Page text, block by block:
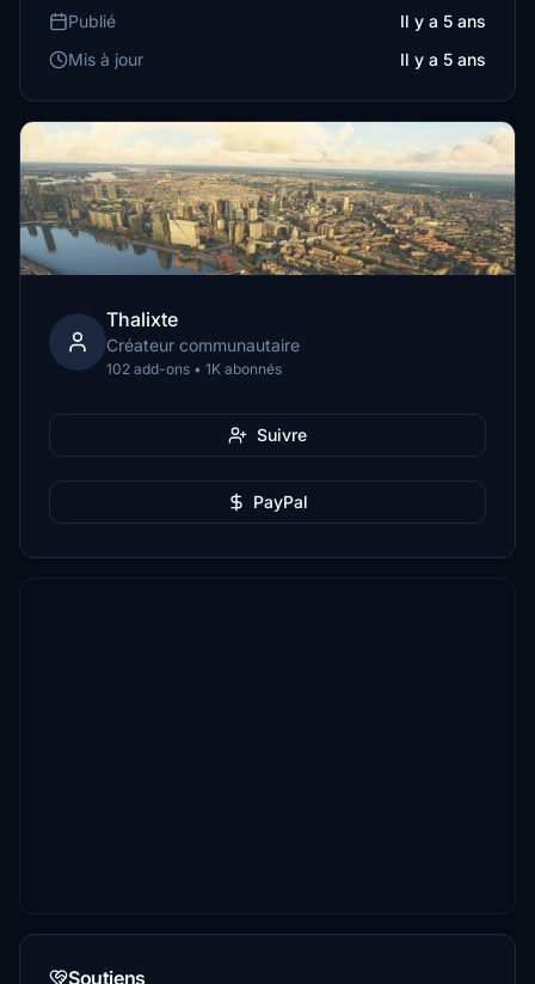
Publié
Il y a 5 ans
Mis à jour
Il y a 5 ans
Thalixte
Créateur communautaire
102 add-ons • 1K abonnés
Suivre
PayPal
Soutiens